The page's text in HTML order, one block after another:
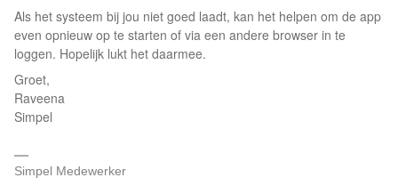
Als het systeem bij jou niet goed laadt, kan het helpen om de app
even opnieuw op te starten of via een andere browser in te
loggen. Hopelijk lukt het daarmee.
Groet,
Raveena
Simpel
Simpel Medewerker